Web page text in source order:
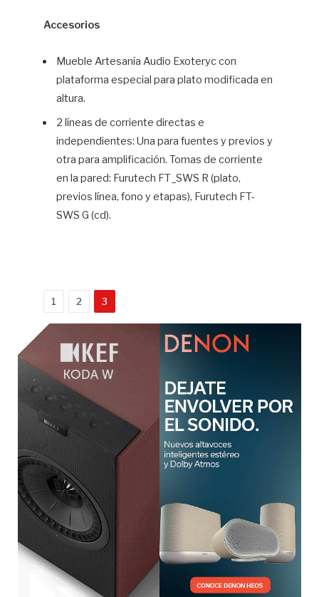
Accesorios
Mueble Artesanía Audio Exoteryc con
plataforma especial para plato modificada en
altura.
2 líneas de corriente directas e
independientes: Una para fuentes y previos y
otra para amplificación. Tomas de corriente
en la pared: Furutech FT_SWS R (plato,
previos línea, fono y etapas), Furutech FT-
SWS G (cd).
1 2 3